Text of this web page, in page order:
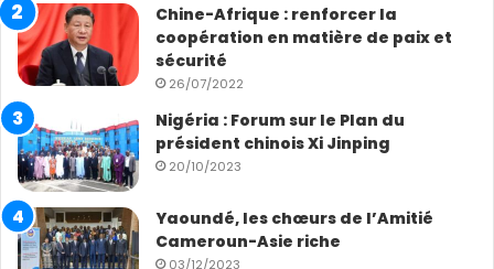
Chine-Afrique : renforcer la
coopération en matière de paix et
sécurité
26/07/2022
Nigéria : Forum sur le Plan du
président chinois Xi Jinping
20/10/2023
Yaoundé, les chœurs de l’Amitié
Cameroun-Asie riche
03/12/2023